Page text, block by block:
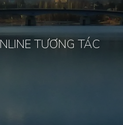
TƯƠNG TÁC